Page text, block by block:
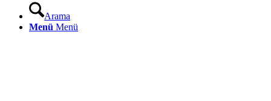
Arama
Menü Menü